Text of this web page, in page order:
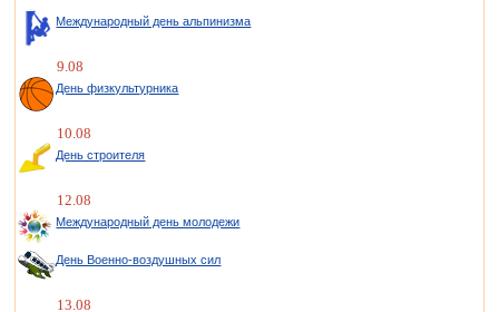
Международный день альпинизма
9.08
День физкультурника
10.08
День строителя
12.08
Международный день молодежи
День Военно-воздушных сил
13.08